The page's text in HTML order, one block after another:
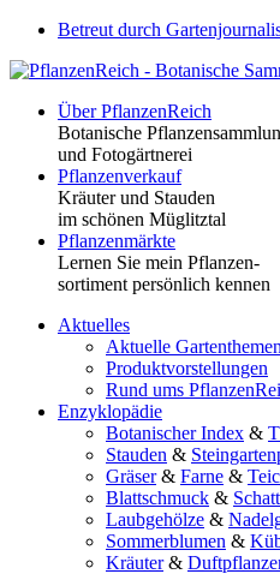
Betreut durch
Über PflanzenReich
Botanische
und Fotogärtnerei
Pflanzenverkauf
Kräuter und Stauden
im schönen Müglitztal
Pflanzenmärkte
Lernen Sie mein Pflanzen-
sortiment persönlich kennen
Aktuelles
Aktuelle Gartenthemen
Produktvorstellungen
Rund ums
Enzyklopädie
Botanischer Index &
Stauden &
Gräser& Farne &
Blattschmuck &
Laubgehölze &
Sommerblumen &
Kräuter&